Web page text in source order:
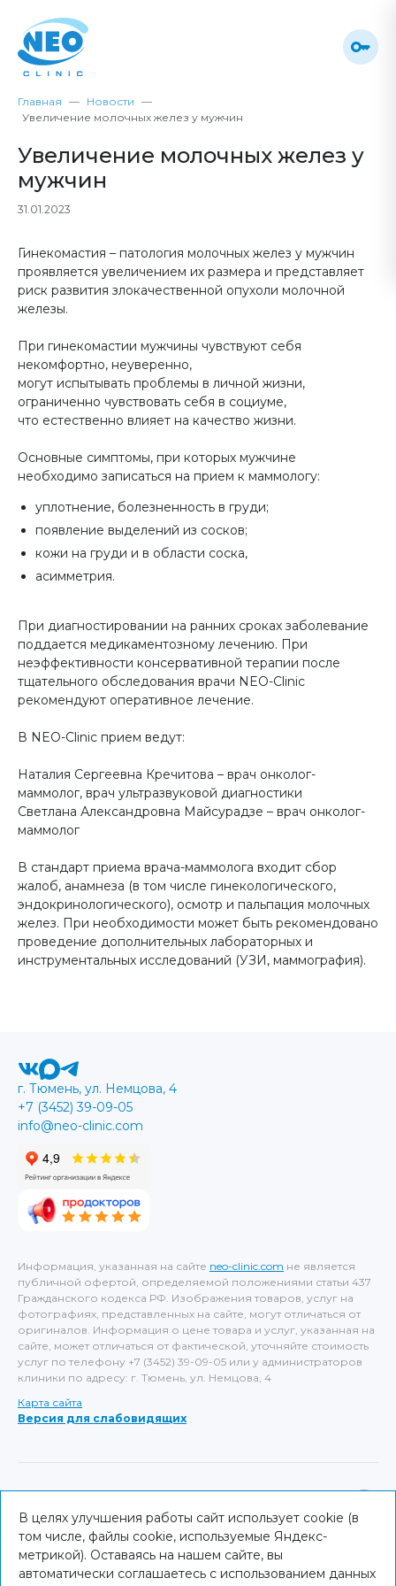
Главная
Новости
Увеличение молочных желез у мужчин
Увеличение молочных желез у
мужчин
31.01.2023
Гинекомастия – патология молочных желез у мужчин
проявляется увеличением их размера и представляет
риск развития злокачественной опухоли молочной
железы.
При гинекомастии мужчины чувствуют себя
некомфортно, неуверенно,
могут испытывать проблемы в личной жизни,
ограниченно чувствовать себя в социуме,
что естественно влияет на качество жизни.
Основные симптомы, при которых мужчине
необходимо записаться на прием к маммологу:
уплотнение, болезненность в груди;
появление выделений из сосков;
кожи на груди и в области соска,
асимметрия.
При диагностировании на ранних сроках заболевание
поддается медикаментозному лечению. При
неэффективности консервативной терапии после
тщательного обследования врачи NEO-Clinic
рекомендуют оперативное лечение.
В NEO-Clinic прием ведут:
Наталия Сергеевна Кречитова – врач онколог-
маммолог, врач ультразвуковой диагностики
Светлана Александровна Майсурадзе – врач онколог-
маммолог
В стандарт приема врача-маммолога входит сбор
жалоб, анамнеза (в том числе гинекологического,
эндокринологического), осмотр и пальпация молочных
желез. При необходимости может быть рекомендовано
проведение дополнительных лабораторных и
инструментальных исследований (УЗИ, маммография).
Информация, указанная на сайте neo-clinic.com не является
публичной офертой, определяемой положениями статьи 437
Гражданского кодекса РФ. Изображения товаров, услуг на
фотографиях, представленных на сайте, могут отличаться от
оригиналов. Информация о цене товара и услуг, указанная на
сайте, может отличаться от фактической, уточняйте стоимость
услуг по телефону +7 (3452) 39-09-05 или у администраторов
клиники по адресу: г. Тюмень, ул. Немцова, 4
Карта сайта
Версия для слабовидящих
г. Тюмень, ул. Немцова, 4
+7 (3452) 39-09-05
info@neo-clinic.com
© NEO Clinic — 2026
КОНСУЛЬТАЦИЯ СПЕЦИАЛИСТА
В целях улучшения работы сайт использует cookie (в
том числе, файлы cookie, используемые Яндекс-
метрикой). Оставаясь на нашем сайте, вы
автоматически соглашаетесь с использованием данных